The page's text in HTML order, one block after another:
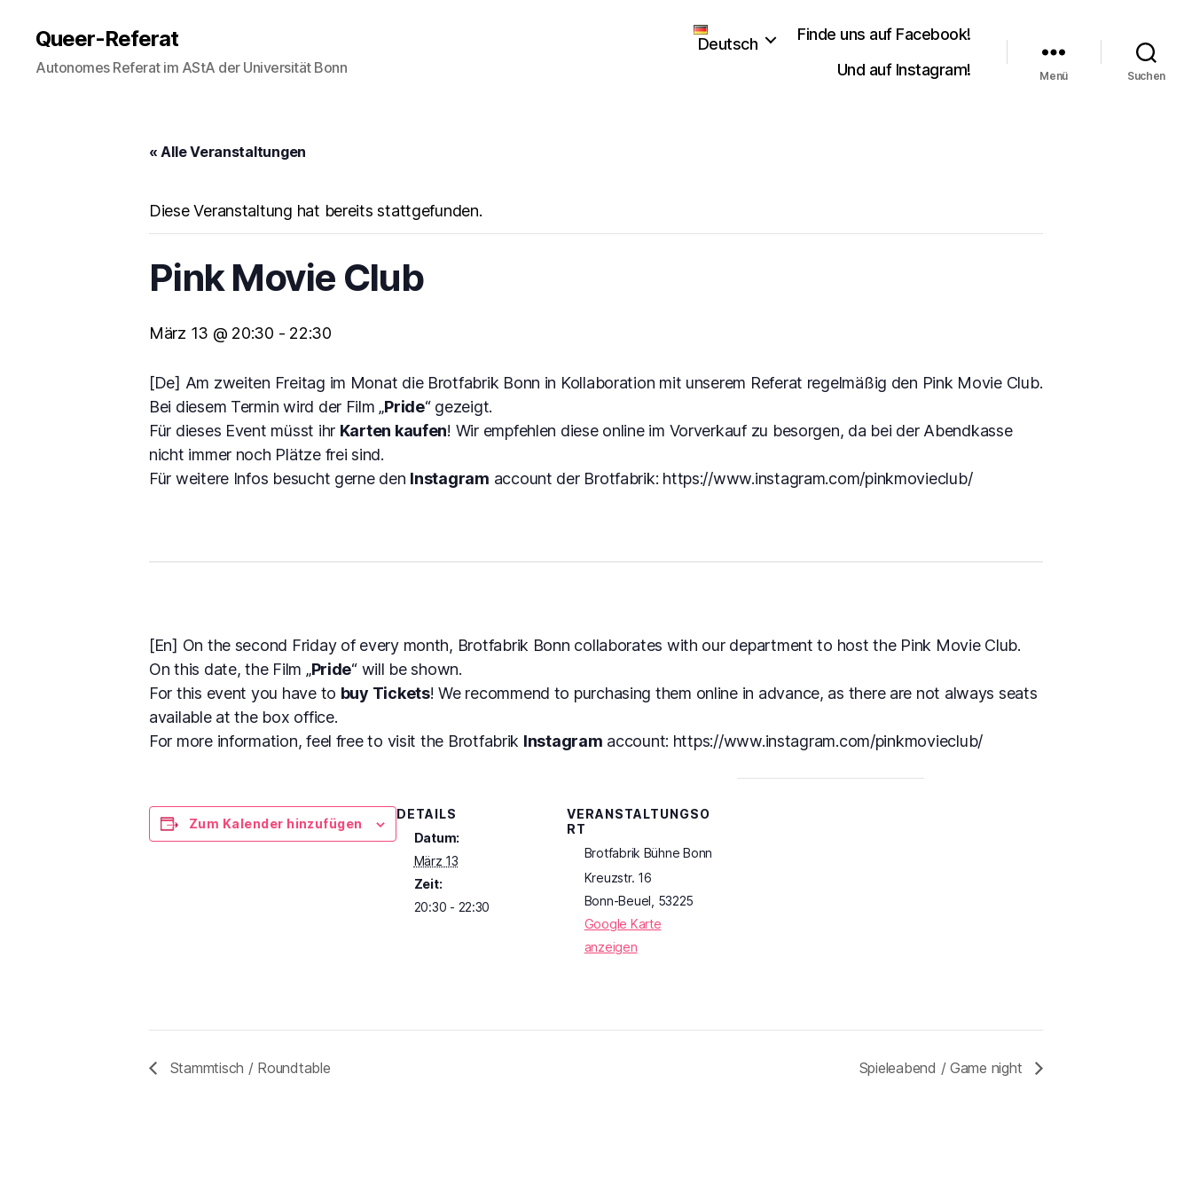
Queer-Referat
Autonomes Referat im AStA der Universität Bonn
Deutsch
Finde uns auf Facebook!
Und auf Instagram!
Menü Suchen
« Alle Veranstaltungen
Diese Veranstaltung hat bereits stattgefunden.
Pink Movie Club
März 13 @ 20:30 - 22:30
[De] Am zweiten Freitag im Monat die Brotfabrik Bonn in Kollaboration mit unserem Referat regelmäßig den Pink Movie Club.
Bei diesem Termin wird der Film „Pride“ gezeigt.
Für dieses Event müsst ihr Karten kaufen! Wir empfehlen diese online im Vorverkauf zu besorgen, da bei der Abendkasse
nicht immer noch Plätze frei sind.
Für weitere Infos besucht gerne den Instagram account der Brotfabrik: https://www.instagram.com/pinkmovieclub/
[En] On the second Friday of every month, Brotfabrik Bonn collaborates with our department to host the Pink Movie Club.
On this date, the Film „Pride“ will be shown.
For this event you have to buy Tickets! We recommend to purchasing them online in advance, as there are not always seats
available at the box office.
For more information, feel free to visit the Brotfabrik Instagram account: https://www.instagram.com/pinkmovieclub/
Zum Kalender hinzufügen
DETAILS
Datum:
März 13
Zeit:
20:30 - 22:30
VERANSTALTUNGSO
RT
Brotfabrik Bühne Bonn
Kreuzstr. 16
Bonn-Beuel 53225
Google Karte
anzeigen
Stammtisch / Roundtable Spieleabend / Game night